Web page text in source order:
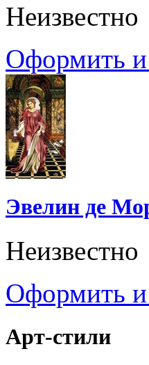
Неизвестно
Оформить и
Эвелин де
Неизвестно
Оформить и
Арт-стили